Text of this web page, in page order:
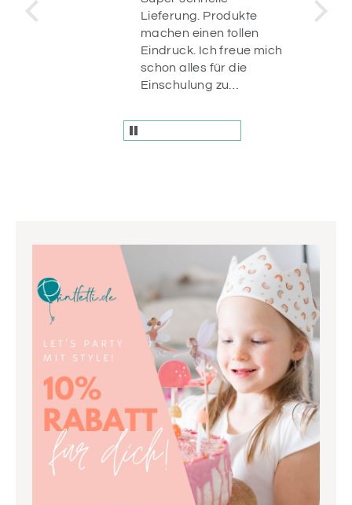
Lieferung. Produkte
machen einen tollen
Eindruck. Ich freue mich
schon alles für die
Einschulung zu